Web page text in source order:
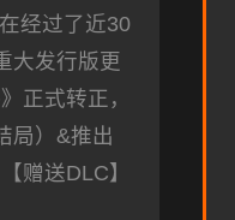
经过了近30
大发行版更
正式转正，
局）&推出
赠送DLC】